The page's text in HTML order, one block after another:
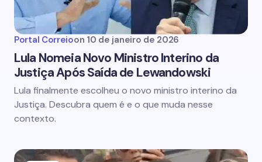
Portal Correioon 10 de janeiro de 2026
Lula Nomeia Novo Ministro Interino da
Justiça Após Saída de Lewandowski
Lula finalmente escolheu o novo ministro interino da
Justiça. Descubra quem é e o que muda nesse
contexto.